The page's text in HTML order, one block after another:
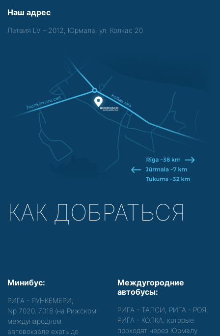
Наш адрес
Латвия LV – 2012, Юрмала, ул. Колкас 20
КАК ДОБРАТЬСЯ
Минибус:
РИГА - ЯУНКЕМЕРИ,
Nр.7020, 7018 (на Рижском
международном
автовокзале ехать до
Междугородние
автобусы:
РИГА - ТАЛСИ, РИГА - РОЯ,
РИГА - КОЛКА, которые
проходят через Юрмалу